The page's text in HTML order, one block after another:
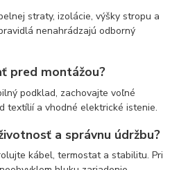
straty, izolácie, výšky stropu a
nenahrádzajú odborný
pred montážou?
podklad, zachovajte voľné
textílií a vhodné elektrické istenie.
a správnu údržbu?
kábel, termostat a stabilitu. Pri